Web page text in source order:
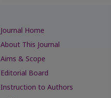
Journal Home
About This Journal
Aims & Scope
Editorial Board
Instruction to Authors